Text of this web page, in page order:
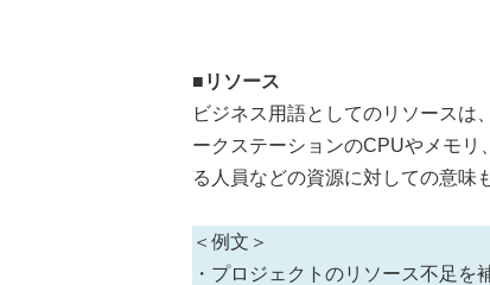
■リソース
ビジネス用語としてのリソースは
ークステーションのCPUやメモリ
る人員などの資源に対しての意味
＜例文＞
・プロジェクトのリソース不足を